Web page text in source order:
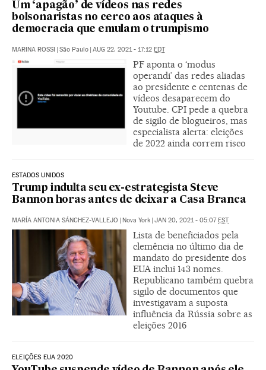
Um ‘apagão’ de vídeos nas redes
bolsonaristas no cerco aos ataques à
democracia que emulam o trumpismo
MARINA ROSSI São Paulo AUG 22, 2021 - 17:12 EDT
PF aponta o ‘modus
operandi’ das redes aliadas
ao presidente e centenas de
vídeos desaparecem do
Youtube. CPI pede a quebra
de sigilo de blogueiros, mas
especialista alerta: eleições
de 2022 ainda correm risco
ESTADOS UNIDOS
Trump indulta seu ex-estrategista Steve
Bannon horas antes de deixar a Casa Branca
MARÍA ANTONIA SÁNCHEZ-VALLEJO Nova York JAN 20, 2021 - 05:07 EST
Lista de beneficiados pela
clemência no último dia de
mandato do presidente dos
EUA inclui 143 nomes.
Republicano também quebra
sigilo de documentos que
investigavam a suposta
influência da Rússia sobre as
eleições 2016
ELEIÇÕES EUA 2020